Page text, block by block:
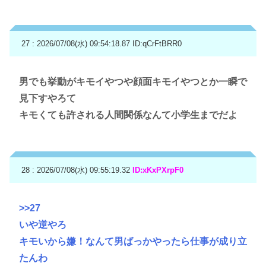
27 : 2026/07/08(水) 09:54:18.87 ID:qCrFtBRR0
男でも挙動がキモイやつや顔面キモイやつとか一瞬で
見下すやろて
キモくても許される人間関係なんて小学生までだよ
28 : 2026/07/08(水) 09:55:19.32 ID:xKxPXrpF0
>>27
いや逆やろ
キモいから嫌！なんて男ばっかやったら仕事が成り立
たんわ